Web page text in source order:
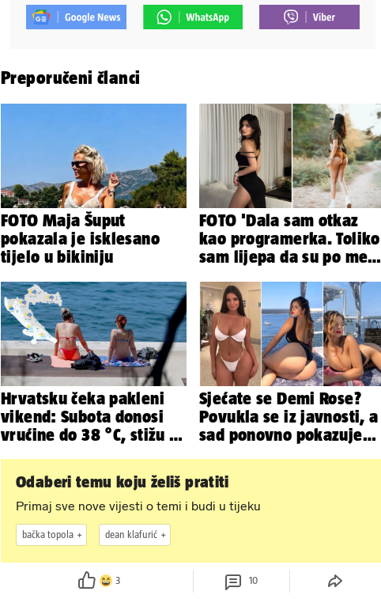
Preporučeni članci
FOTO Maja Šuput
pokazala je isklesano
tijelo u bikiniju
FOTO 'Dala sam otkaz
kao programerka. Toliko
sam lijepa da su po meni
Hrvatsku čeka pakleni
vikend: Subota donosi
vrućine do 38 °C, stižu i
Sjećate se Demi Rose?
Povukla se iz javnosti, a
sad ponovno pokazuje
Odaberi temu koju želiš pratiti
Primaj sve nove vijesti o temi i budi u tijeku
bačka topola dean klafurić
3 10